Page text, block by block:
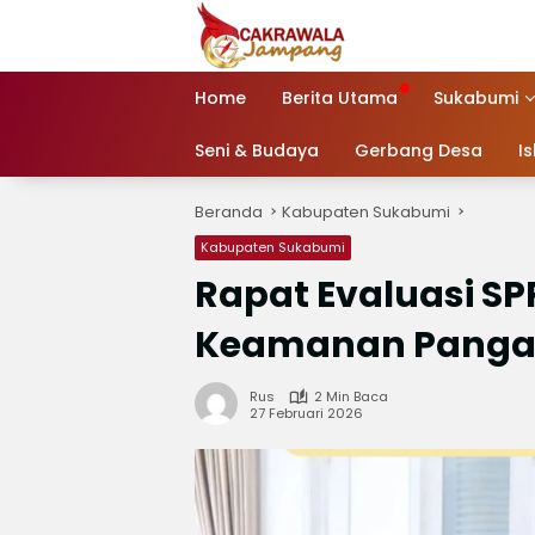
Home Berita Utama Sukabumi
Seni & Budaya Gerbang Desa
Beranda Kabupaten Sukabumi
Kabupaten Sukabumi
Rapat Evaluasi
Keamanan
Rus
2 Min Baca
27 Februari 2026